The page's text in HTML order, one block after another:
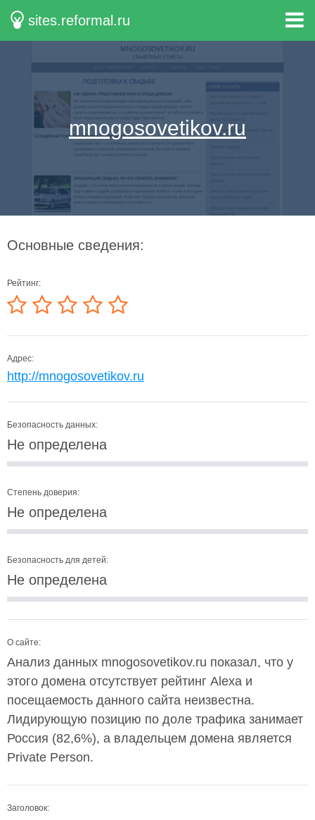
sites.reformal.ru
mnogosovetikov.ru
Основные сведения:
Рейтинг:
Адрес:
http://mnogosovetikov.ru
Безопасность данных:
Не определена
Степень доверия:
Не определена
Безопасность для детей:
Не определена
О сайте:
Анализ данных mnogosovetikov.ru показал, что у
этого домена отсутствует рейтинг Alexa и
посещаемость данного сайта неизвестна.
Лидирующую позицию по доле трафика занимает
Россия (82,6%), а владельцем домена является
Private Person.
Заголовок: